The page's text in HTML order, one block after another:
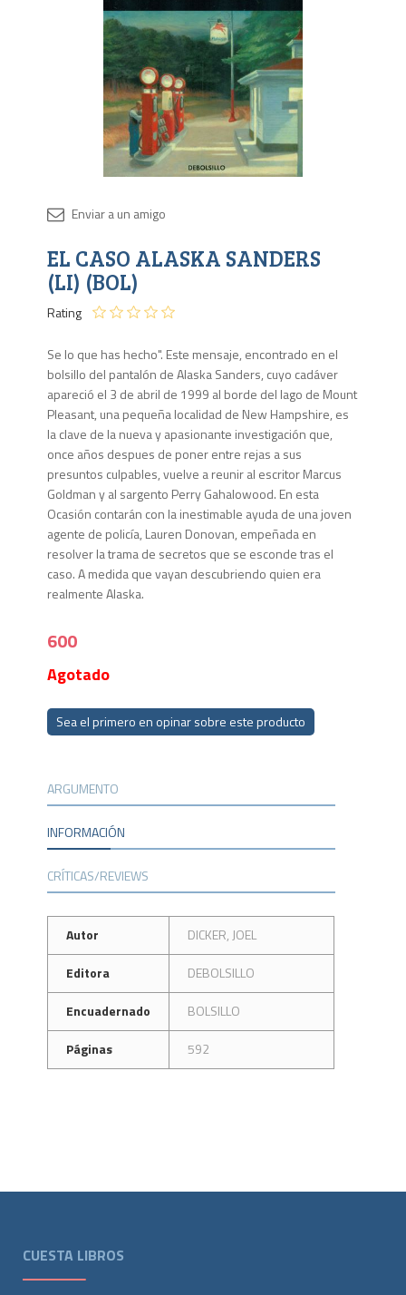
EL CASO ALASKA SANDERS
(LI) (BOL)
Rating
Se lo que has hecho". Este mensaje, encontrado en el
bolsillo del pantalón de Alaska Sanders, cuyo cadáver
apareció el 3 de abril de 1999 al borde del lago de Mount
Pleasant, una pequeña localidad de New Hampshire, es
la clave de la nueva y apasionante investigación que,
once años despues de poner entre rejas a sus
presuntos culpables, vuelve a reunir al escritor Marcus
Goldman y al sargento Perry Gahalowood. En esta
Ocasión contarán con la inestimable ayuda de una joven
agente de policía, Lauren Donovan, empeñada en
resolver la trama de secretos que se esconde tras el
caso. A medida que vayan descubriendo quien era
realmente Alaska.
600
Agotado
Sea el primero en opinar sobre este producto
ARGUMENTO
INFORMACIÓN
CRÍTICAS/REVIEWS
Autor
DICKER, JOEL
Editora
DEBOLSILLO
Encuadernado
BOLSILLO
Páginas
592
CUESTA LIBROS